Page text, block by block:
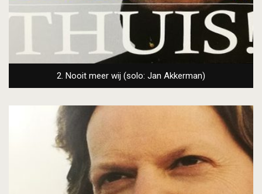
2. Nooit meer wij (solo: Jan Akkerman)